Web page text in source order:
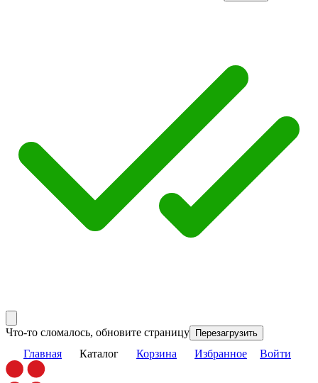
Что-то сломалось, обновите страницу Перезагрузить
Главная Каталог Корзина Избранное Войти